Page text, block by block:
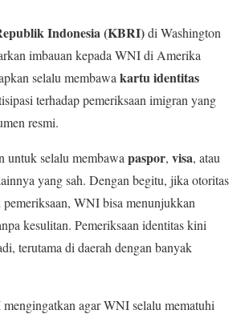
Indonesia (KBRI)di Washington
imbauan kepada WNI di Amerika
selalu membawa kartu identitas
terhadap pemeriksaan imigran yang
resmi.
untuk selalu membawa paspor, visa, atau
yang sah. Dengan begitu, jika otoritas
WNI bisa menunjukkan
kesulitan. Pemeriksaan identitas kini
terutama di daerah dengan banyak
agar WNI selalu mematuhi